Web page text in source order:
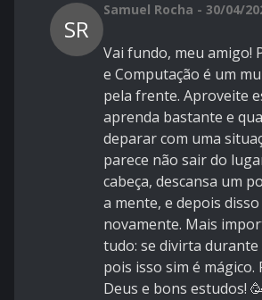
SR
Samuel Rocha - 30/04/
Vai fundo, meu amigo!
e Computação é um
pela frente. Aproveite
aprenda bastante e
deparar com uma
parece não sair do
cabeça, descansa um
a mente, e depois
novamente. Mais
tudo: se divirta durante
pois isso sim é mágico.
Deus e bons estudos!